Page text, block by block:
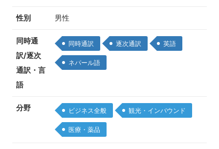
性別 男性
同時通
訳/逐次
通訳・言
語
同時通訳 逐次通訳 英語
ネパール語
分野 ビジネス全般 観光・インバウンド
医療・薬品